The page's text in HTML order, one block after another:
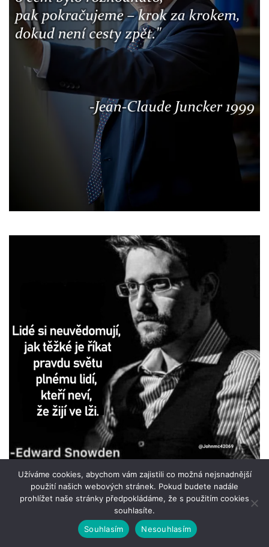
Užíváme cookies, abychom vám zajistili co možná nejsnadnější
použití našich webových stránek. Pokud budete nadále
prohlížet naše stránky předpokládáme, že s použitím cookies
souhlasíte.
Souhlasím
Nesouhlasím